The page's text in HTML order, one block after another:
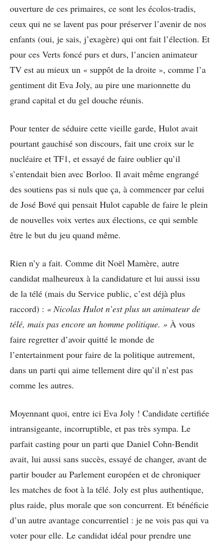
ouverture de ces primaires, ce sont les écolos-tradis,
ceux qui ne se lavent pas pour préserver l’avenir de nos
enfants (oui, je sais, j’exagère) qui ont fait l’élection. Et
pour ces Verts foncé purs et durs, l’ancien animateur
TV est au mieux un « suppôt de la droite », comme l’a
gentiment dit Eva Joly, au pire une marionnette du
grand capital et du gel douche réunis.
Pour tenter de séduire cette vieille garde, Hulot avait
pourtant gauchisé son discours, fait une croix sur le
nucléaire et TF1, et essayé de faire oublier qu’il
s’entendait bien avec Borloo. Il avait même engrangé
des soutiens pas si nuls que ça, à commencer par celui
de José Bové qui pensait Hulot capable de faire le plein
de nouvelles voix vertes aux élections, ce qui semble
être le but du jeu quand même.
Rien n’y a fait. Comme dit Noël Mamère, autre
candidat malheureux à la candidature et lui aussi issu
de la télé (mais du Service public, c’est déjà plus
raccord) : « Nicolas Hulot n’est plus un animateur de
télé, mais pas encore un homme politique. » À vous
faire regretter d’avoir quitté le monde de
l’entertainment pour faire de la politique autrement,
dans un parti qui aime tellement dire qu’il n’est pas
comme les autres.
Moyennant quoi, entre ici Eva Joly ! Candidate certifiée
intransigeante, incorruptible, et pas très sympa. Le
parfait casting pour un parti que Daniel Cohn-Bendit
avait, lui aussi sans succès, essayé de changer, avant de
partir bouder au Parlement européen et de chroniquer
les matches de foot à la télé. Joly est plus authentique,
plus raide, plus morale que son concurrent. Et bénéficie
d’un autre avantage concurrentiel : je ne vois pas qui va
voter pour elle. Le candidat idéal pour prendre une